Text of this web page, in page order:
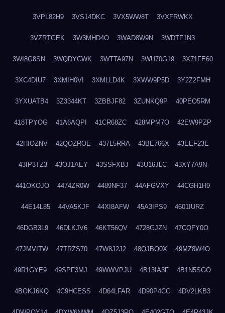
3VPL82H9 3VS14DKC 3VX5WW8T 3VXFRWKX
3VZRTGEK 3W3MHD4O 3WAD8W9N 3WDTF1N3
3WI8G8SN 3WQDYCWK 3WTTA97N 3WU70G19 3X71FE60
3XC4DIU7 3XMIH0VI 3XMLLD4K 3XWW9P5D 3Y2Z2FMH
3YXUATB4 3Z3344KT 3ZBBJF82 3ZUNKQ9P 40PEO5RM
418TPYOG 41A6AQPI 41CR68ZC 428MPM7O 42EW9PZP
42HIOZNV 42QOZROE 437L5RRA 43BE766X 43EEF23E
43IP3TZ3 43OJ1AEY 43SSFXBJ 43U16JLC 43XY7A9N
441OKOJO 4474ZR0W 4489NF37 44AFGVXY 44CGH1H9
44E14L85 44VA5KJF 44XI8AFW 45A3IPS9 4601IURZ
46DGB3L9 46DLKJV6 46KT56QV 4728GJZN 47CQFY0O
47JMVITW 47TRZS70 47W8J2J2 48QJBQ0X 49MZ8W4O
49R1GYE9 49SPF3MJ 49WWVPJU 4B13IA3F 4B1N5SGO
4BOKJ6KQ 4C9HCESS 4D64LFAR 4D90P4CC 4DV2LKB3